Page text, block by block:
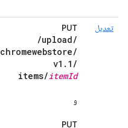
تعديل
PUT
/upload/
chromewebstore/
v1 . 1 /
items/itemId
و
PUT